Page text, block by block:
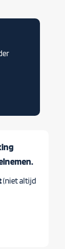
(niet altijd